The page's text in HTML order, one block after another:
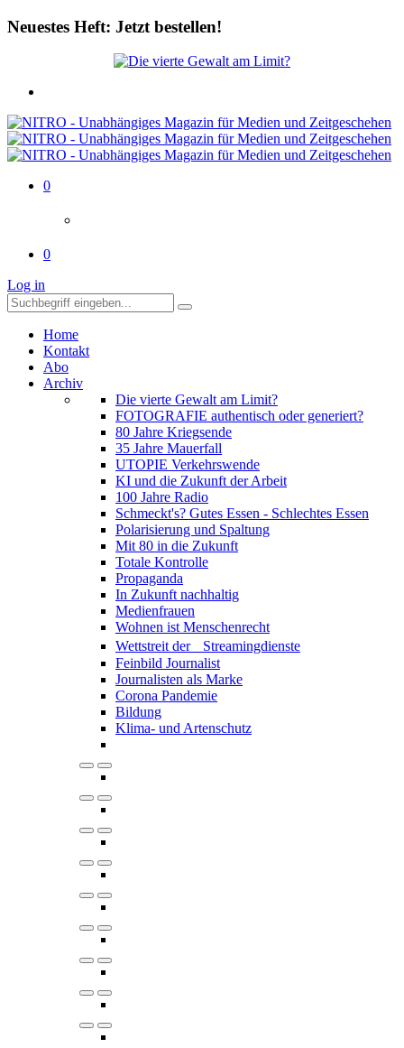
Neuestes Heft: Jetzt bestellen!
0
0
Log in
Home
Kontakt
Abo
Archiv
Die vierte Gewalt am Limit?
FOTOGRAFIE authentisch oder generiert?
80 Jahre Kriegsende
35 Jahre Mauerfall
UTOPIE Verkehrswende
KI und die Zukunft der Arbeit
100 Jahre Radio
Schmeckt's? Gutes Essen - Schlechtes Essen
Polarisierung und Spaltung
Mit 80 in die Zukunft
Totale Kontrolle
Propaganda
In Zukunft nachhaltig
Medienfrauen
Wohnen ist Menschenrecht
Wettstreit der Streamingdienste
Feinbild Journalist
Journalisten als Marke
Corona Pandemie
Bildung
Klima- und Artenschutz